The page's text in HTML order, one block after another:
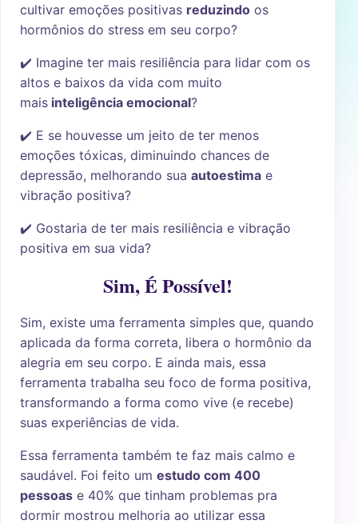
cultivar emoções positivas reduzindo os
hormônios do stress em seu corpo?
✔️ Imagine ter mais resiliência para lidar com os
altos e baixos da vida com muito
mais inteligência emocional?
✔️ E se houvesse um jeito de ter menos
emoções tóxicas, diminuindo chances de
depressão, melhorando sua autoestima e
vibração positiva?
✔️ Gostaria de ter mais resiliência e vibração
positiva em sua vida?
Sim, É Possível!
Sim, existe uma ferramenta simples que, quando
aplicada da forma correta, libera o hormônio da
alegria em seu corpo. E ainda mais, essa
ferramenta trabalha seu foco de forma positiva,
transformando a forma como vive (e recebe)
suas experiências de vida.
Essa ferramenta também te faz mais calmo e
saudável. Foi feito um estudo com 400
pessoas e 40% que tinham problemas pra
dormir mostrou melhoria ao utilizar essa